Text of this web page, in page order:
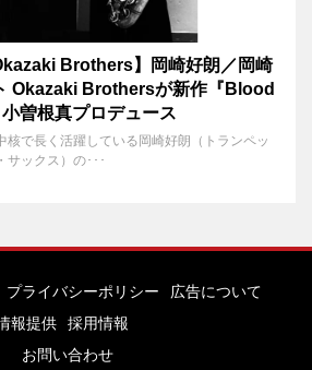
Brothers】岡崎好朗／岡崎
Okazaki Brothersが新作『Blood
曽根真プロデュース
核で長く活躍している岡崎好朗（トランペッ
サックス）の･･･
プライバシーポリシー
広告について
報提供
採用情報
お問い合わせ